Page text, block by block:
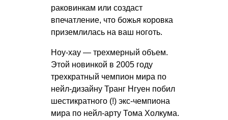
раковинкам или создаст
впечатление, что божья коровка
приземлилась на ваш ноготь.
Ноу-хау — трехмерный объем.
Этой новинкой в 2005 году
трехкратный чемпион мира по
нейл-дизайну Транг Нгуен побил
шестикратного (!) экс-чемпиона
мира по нейл-арту Тома Холкума.